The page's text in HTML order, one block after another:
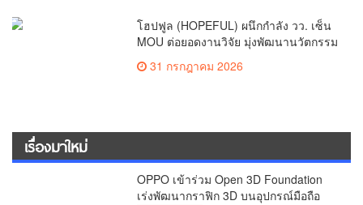
โฮปฟูล (HOPEFUL) ผนึกกำลัง วว. เซ็น
MOU ต่อยอดงานวิจัย มุ่งพัฒนานวัตกรรม
โภชนาการ 4 กลุ่มโรคเรื้อรัง หนุน
สมุนไพรไทยสร้างความมั่นคงด้าน
31 กรกฎาคม 2026
เรื่องมาใหม่
OPPO เข้าร่วม Open 3D Foundation
เร่งพัฒนากราฟิก 3D บนอุปกรณ์มือถือ